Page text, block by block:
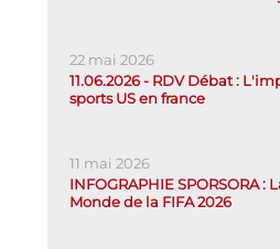
22 mai 2026
11.06.2026 - RDV Débat :
sports US en france
11 mai 2026
INFOGRAPHIE SPORSORA :
Monde de la FIFA 2026